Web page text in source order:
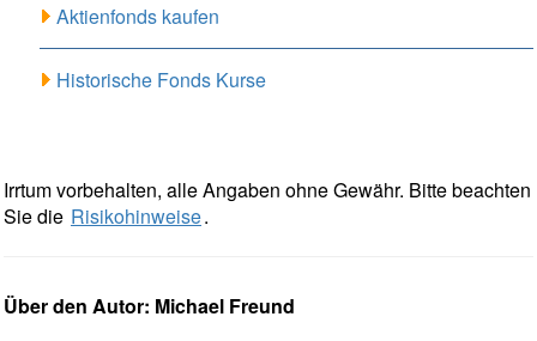
Aktienfonds kaufen
Historische Fonds Kurse
Irrtum vorbehalten, alle Angaben ohne Gewähr. Bitte beachten
Sie die Risikohinweise.
Über den Autor: Michael Freund